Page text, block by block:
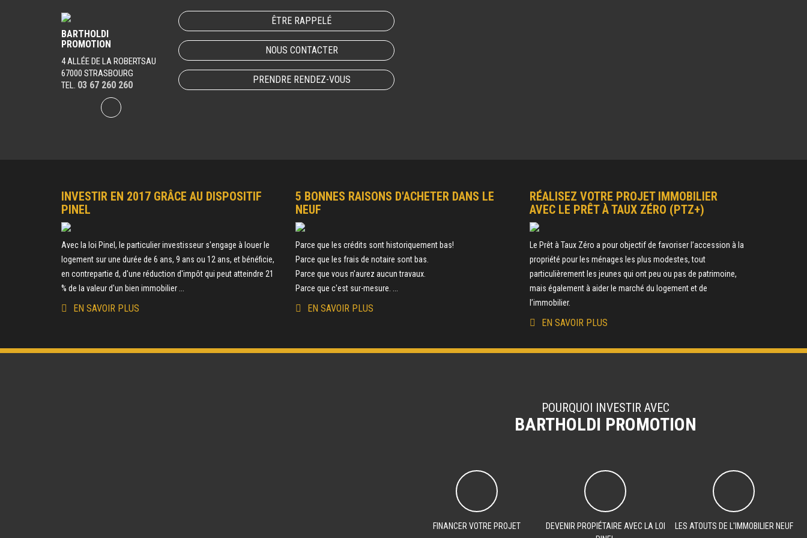
BARTHOLDI
PROMOTION
4 ALLÉE DE LA ROBERTSAU
67000 STRASBOURG
TEL. 03 67 260 260
ÊTRE RAPPELÉ
NOUS CONTACTER
PRENDRE RENDEZ-VOUS
INVESTIR EN 2017 GRÂCE AU DISPOSITIF
PINEL
Avec la loi Pinel, le particulier investisseur s'engage à louer le
logement sur une durée de 6 ans, 9 ans ou 12 ans, et bénéficie,
en contrepartie d, d'une réduction d'impôt qui peut atteindre 21
% de la valeur d'un bien immobilier ...
EN SAVOIR PLUS
5 BONNES RAISONS D'ACHETER DANS LE
NEUF
Parce que les crédits sont historiquement bas!
Parce que les frais de notaire sont bas.
Parce que vous n’aurez aucun travaux.
Parce que c'est sur-mesure. ...
EN SAVOIR PLUS
RÉALISEZ VOTRE PROJET IMMOBILIER
AVEC LE PRÊT À TAUX ZÉRO (PTZ+)
Le Prêt à Taux Zéro a pour objectif de favoriser l’accession à la
propriété pour les ménages les plus modestes, tout
particulièrement les jeunes qui ont peu ou pas de patrimoine,
mais également à aider le marché du logement et de
l’immobilier.
EN SAVOIR PLUS
POURQUOI INVESTIR AVEC
BARTHOLDI PROMOTION
FINANCER VOTRE PROJET
DEVENIR PROPIÉTAIRE AVEC LA LOI
LES ATOUTS DE L'IMMOBILIER NEUF